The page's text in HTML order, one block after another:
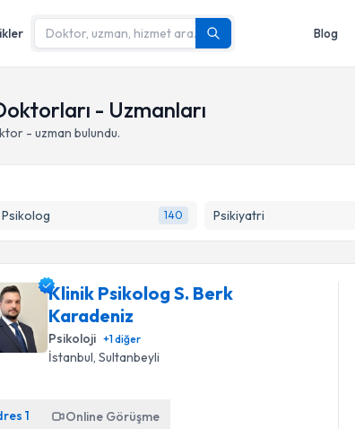
Blog
- Uzmanları
- uzman bulundu.
140 Psikiyatri
Klinik Psikolog S. Berk
Karadeniz
Psikoloji +1diğer
İstanbul,Sultanbeyli
1 Online Görüşme